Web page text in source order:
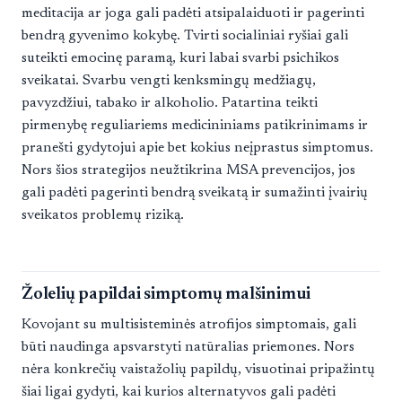
meditacija ar joga gali padėti atsipalaiduoti ir pagerinti
bendrą gyvenimo kokybę. Tvirti socialiniai ryšiai gali
suteikti emocinę paramą, kuri labai svarbi psichikos
sveikatai. Svarbu vengti kenksmingų medžiagų,
pavyzdžiui, tabako ir alkoholio. Patartina teikti
pirmenybę reguliariems medicininiams patikrinimams ir
pranešti gydytojui apie bet kokius neįprastus simptomus.
Nors šios strategijos neužtikrina MSA prevencijos, jos
gali padėti pagerinti bendrą sveikatą ir sumažinti įvairių
sveikatos problemų riziką.
Žolelių papildai simptomų malšinimui
Kovojant su multisisteminės atrofijos simptomais, gali
būti naudinga apsvarstyti natūralias priemones. Nors
nėra konkrečių vaistažolių papildų, visuotinai pripažintų
šiai ligai gydyti, kai kurios alternatyvos gali padėti